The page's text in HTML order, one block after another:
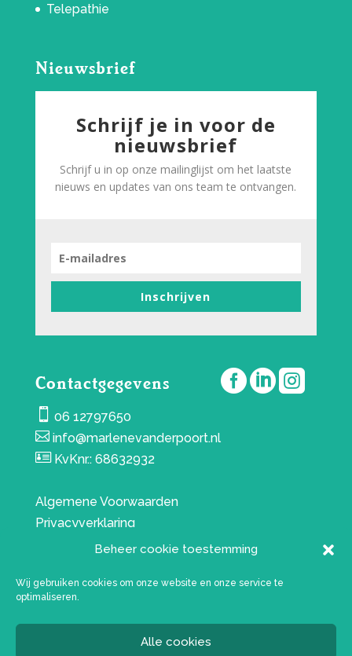
Beheer cookie toestemming
Wij gebruiken cookies om onze website en onze service te
optimaliseren.
Alle cookies
Telepathie
Nieuwsbrief
Schrijf je in voor de
nieuwsbrief
Schrijf u in op onze mailinglijst om het laatste
nieuws en updates van ons team te ontvangen.
Inschrijven
Contactgegevens
 06 12797650
 info@marlenevanderpoort.nl
KvKnr.: 68632932
Algemene Voorwaarden
Privacyverklaring
 
WensWebdesign